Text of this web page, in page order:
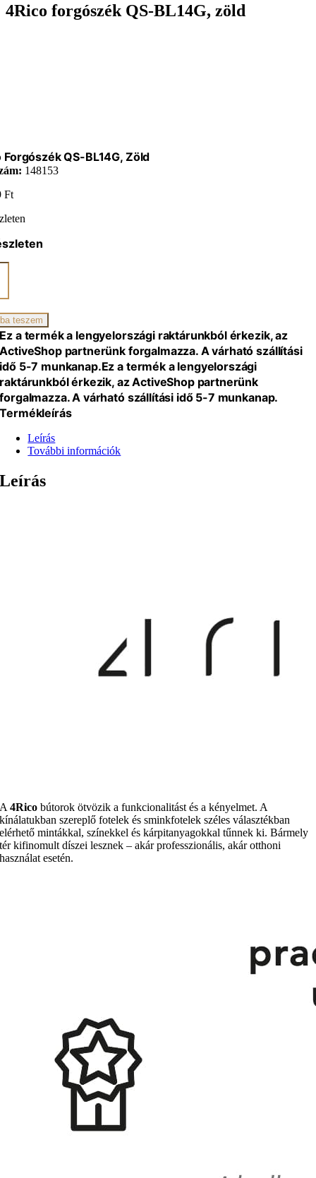
4Rico forgószék QS-BL14G, zöld
Forgószék QS-BL14G, Zöld
148153
Ft
teszem
Ez a termék a lengyelországi raktárunkból érkezik, az
ActiveShop partnerünk forgalmazza. A várható szállítási
idő 5-7 munkanap.Ez a termék a lengyelországi
raktárunkból érkezik, az ActiveShop partnerünk
forgalmazza. A várható szállítási idő 5-7 munkanap.
Termékleírás
Leírás
További információk
Leírás
A4Ricobútorok ötvözik a funkcionalitást és a kényelmet. A
kínálatukban szereplő fotelek és sminkfotelek széles választékban
elérhető mintákkal, színekkel és kárpitanyagokkal tűnnek ki. Bármely
tér kifinomult díszei lesznek – akár professzionális, akár otthoni
használat esetén.